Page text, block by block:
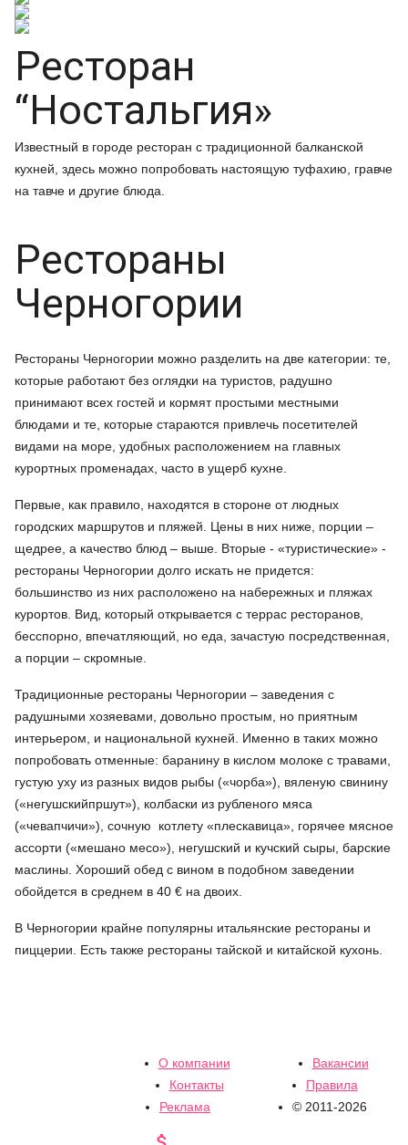
Ресторан
“Ностальгия»
Известный в городе ресторан с традиционной балканской
кухней, здесь можно попробовать настоящую туфахию, гравче
на тавче и другие блюда.
Рестораны
Черногории
Рестораны Черногории можно разделить на две категории: те,
которые работают без оглядки на туристов, радушно
принимают всех гостей и кормят простыми местными
блюдами и те, которые стараются привлечь посетителей
видами на море, удобных расположением на главных
курортных променадах, часто в ущерб кухне.
Первые, как правило, находятся в стороне от людных
городских маршрутов и пляжей. Цены в них ниже, порции –
щедрее, а качество блюд – выше. Вторые - «туристические» -
рестораны Черногории долго искать не придется:
большинство из них расположено на набережных и пляжах
курортов. Вид, который открывается с террас ресторанов,
бесспорно, впечатляющий, но еда, зачастую посредственная,
а порции – скромные.
Традиционные рестораны Черногории – заведения с
радушными хозяевами, довольно простым, но приятным
интерьером, и национальной кухней. Именно в таких можно
попробовать отменные: баранину в кислом молоке с травами,
густую уху из разных видов рыбы («чорба»), вяленую свинину
(«негушскийпршут»), колбаски из рубленого мяса
(«чевапчичи»), сочную котлету «плескавица», горячее мясное
ассорти («мешано месо»), негушский и кучский сыры, барские
маслины. Хороший обед с вином в подобном заведении
обойдется в среднем в 40 € на двоих.
В Черногории крайне популярны итальянские рестораны и
пиццерии. Есть также рестораны тайской и китайской кухонь.
О компании
Вакансии
Контакты
Правила
Реклама
© 2011-2026